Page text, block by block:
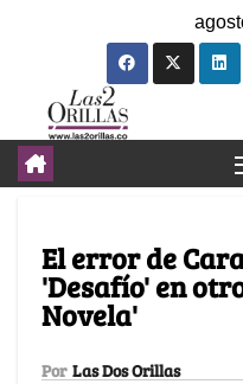
El error de
'Desafío' en
Novela'
Por Las Dos Orillas